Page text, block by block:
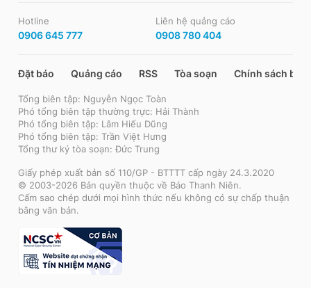
Hotline
0906 645 777
Liên hệ quảng cáo
0908 780 404
Đặt báo Quảng cáo RSS Tòa soạn Chính sách bảo
Tổng biên tập: Nguyễn Ngọc Toàn
Phó tổng biên tập thường trực: Hải Thành
Phó tổng biên tập: Lâm Hiếu Dũng
Phó tổng biên tập: Trần Việt Hưng
Tổng thư ký tòa soạn: Đức Trung
Giấy phép xuất bản số 110/GP - BTTTT cấp ngày 24.3.2020
© 2003-2026 Bản quyền thuộc về Báo Thanh Niên.
Cấm sao chép dưới mọi hình thức nếu không có sự chấp thuận
bằng văn bản.